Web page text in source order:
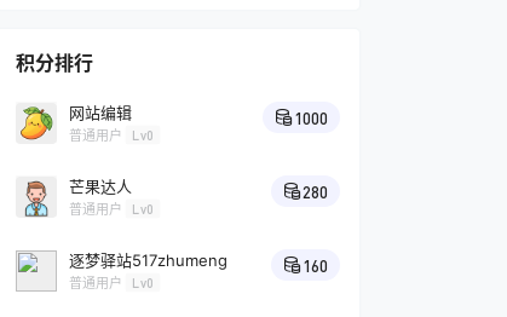
积分排行
网站编辑
普通用户 Lv0
1000
芒果达人
普通用户 Lv0
280
逐梦驿站517zhumeng
普通用户 Lv0
160